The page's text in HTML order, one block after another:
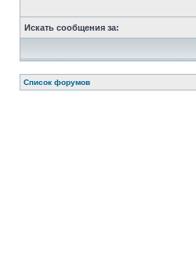
Искать сообщения за:
Список форумов